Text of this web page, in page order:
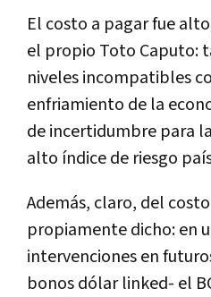
El costo a pagar fue
el propio Toto Caputo:
niveles incompatibles
enfriamiento de la
de incertidumbre para
alto índice de riesgo
Además, claro, del
propiamente dicho:en
intervenciones en
bonos dólar linked- el